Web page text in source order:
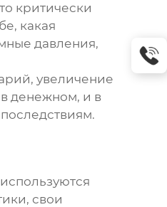
критически
какая
давления,
увеличение
денежном, и в
свои